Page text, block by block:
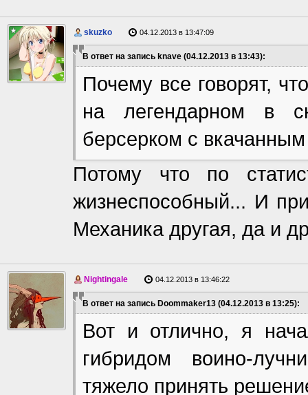
skuzko 04.12.2013 в 13:47:09
В ответ на запись knave (04.12.2013 в 13:43):
Почему все говорят,
на легендарном в
берсерком с
Потому что по
жизнеспособный... И
Механика другая, да и
Nightingale 04.12.2013 в 13:46:22
В ответ на запись Doommaker13 (04.12.2013 в 13:25):
Вот и отлично, я
гибридом воино-
тяжело принять